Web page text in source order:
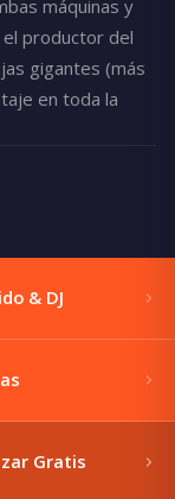
máquinas y
productor del
gigantes (más
en toda la
& DJ
Gratis